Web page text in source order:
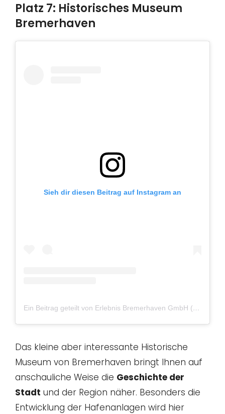
Platz 7: Historisches Museum
Bremerhaven
Sieh dir diesen Beitrag auf Instagram an
Ein Beitrag geteilt von Erlebnis Bremerhaven GmbH (@bremerhaven_erleben)
Das kleine aber interessante Historische
Museum von Bremerhaven bringt Ihnen auf
anschauliche Weise die Geschichte der
Stadt und der Region näher. Besonders die
Entwicklung der Hafenanlagen wird hier